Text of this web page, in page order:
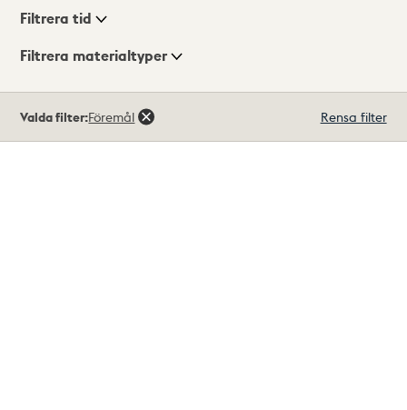
Visningsläge
Filtrera tid
Filtrera materialtyper
träffar
Valda filter:Föremål Rensa filter